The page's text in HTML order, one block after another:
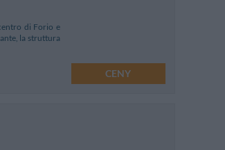
di Forio e
la struttura
CENY